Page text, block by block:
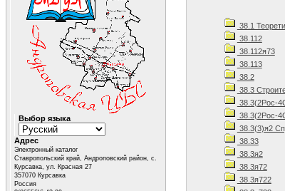
38.1
38.112
38.112я73
38.113
38.2
38.3
38.3(2Рос-
38.3(2Рос-
38.3(3)я2
38.33
38.3я2
38.3я72
38.3я722
Выбор языка
Адрес
Электронный каталог
Ставропольский край, Андроповский район, с.
Курсавка, ул. Красная 27
357070 Курсавка
Россия